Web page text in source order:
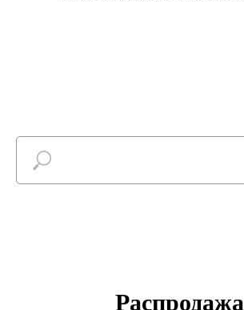
Распродажа